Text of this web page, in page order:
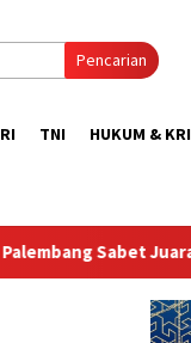
Pencarian
TNI HUKUM &
Catur Antar